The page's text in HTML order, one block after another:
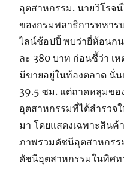
อุตสาหกรรม. นายวิโรจ
ของกรมพลาธิการทหา
ไลน์ช้อปปี้ พบว่ายี่ห้อนก
ละ 380 บาท ก่อนชี้ว่า เ
มีขายอยู่ในท้องตลาด นั่
39.5 ซม. แต่ถาดหลุมขอ
อุตสาหกรรมที่ได้สำรวจ
มา โดยแสดงเฉพาะสิน
ภาพรวมดัชนีอุตสาหกรร
ดัชนีอุตสาหกรรมในทิศ